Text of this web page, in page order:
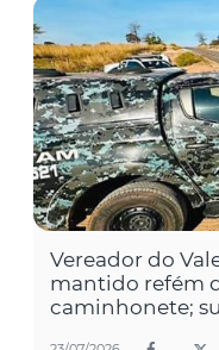
Vereador do
mantido refém
caminhonete;